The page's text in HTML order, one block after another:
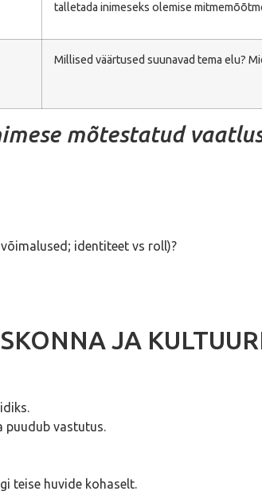
talletada inimeseks olemise
Millised väärtused suunavad tema elu?
mõtestatud
identiteet vs roll)?
JA
puudub vastutus.
teise huvide kohaselt.